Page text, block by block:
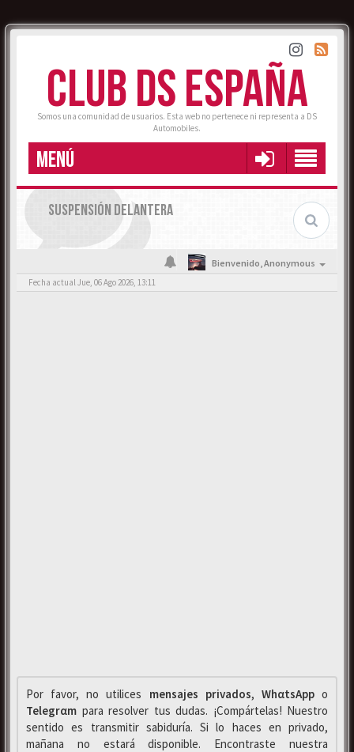
CLUB DS ESPAÑA
Somos una comunidad de usuarios. Esta web no pertenece ni representa a DS
Automobiles.
MENÚ
SUSPENSIÓN DELANTERA
Bienvenido,Anonymous
Fecha actual Jue, 06 Ago 2026, 13:11
Por favor, no utilices mensajes privados, WhαtsAppo
Telegrαm para resolver tus dudas. ¡Compártelas! Nuestro
sentido es transmitir sabiduría. Si lo haces en privado,
mañana no estará disponible. Encontraste nuestra